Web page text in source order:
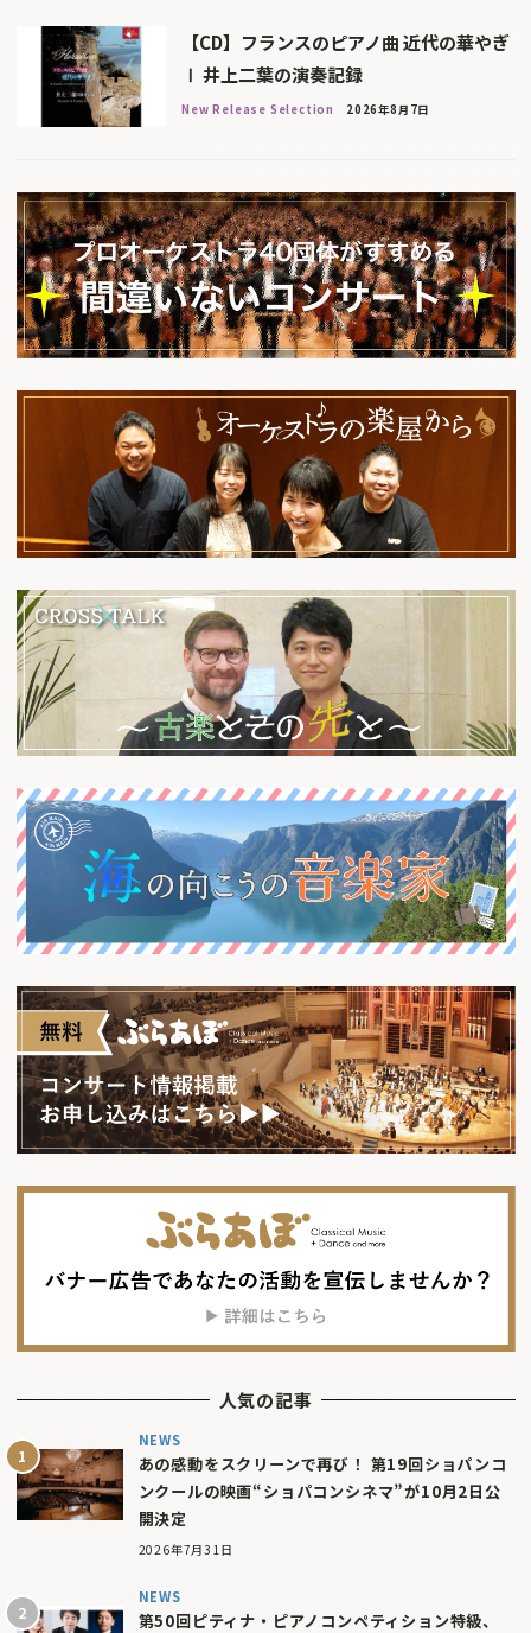
【CD】フランスのピアノ曲 近代の華やぎ
Ⅰ 井上二葉の演奏記録
New Release Selection 2026年8月7日
人気の記事
NEWS
あの感動をスクリーンで再び！ 第19回ショパンコ
ンクールの映画“ショパコンシネマ”が10月2日公
開決定
2026年7月31日
NEWS
第50回ピティナ・ピアノコンペティション特級、